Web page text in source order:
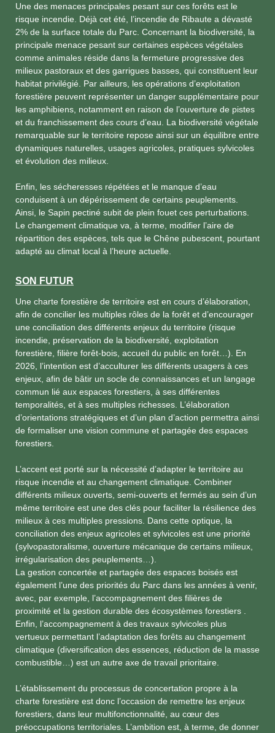
Une des menaces principales pesant sur ces forêts est le
risque incendie. Déjà cet été, l’incendie de Ribaute a dévasté
2% de la surface totale du Parc. Concernant la biodiversité, la
principale menace pesant sur certaines espèces végétales
comme animales réside dans la fermeture progressive des
milieux pastoraux et des garrigues basses, qui constituent leur
habitat privilégié. Par ailleurs, les opérations d’exploitation
forestière peuvent représenter un danger supplémentaire pour
les amphibiens, notamment en raison de l’ouverture de pistes
et du franchissement des cours d’eau. La biodiversité végétale
remarquable sur le territoire repose ainsi sur un équilibre entre
dynamiques naturelles, usages agricoles, pratiques sylvicoles
et évolution des milieux.
Enfin, les sécheresses répétées et le manque d’eau
conduisent à un dépérissement de certains peuplements.
Ainsi, le Sapin pectiné subit de plein fouet ces perturbations.
Le changement climatique va, à terme, modifier l’aire de
répartition des espèces, tels que le Chêne pubescent, pourtant
adapté au climat local à l’heure actuelle.
SON FUTUR
Une charte forestière de territoire est en cours d’élaboration,
afin de concilier les multiples rôles de la forêt et d’encourager
une conciliation des différents enjeux du territoire (risque
incendie, préservation de la biodiversité, exploitation
forestière, filière forêt-bois, accueil du public en forêt…). En
2026, l’intention est d’acculturer les différents usagers à ces
enjeux, afin de bâtir un socle de connaissances et un langage
commun lié aux espaces forestiers, à ses différentes
temporalités, et à ses multiples richesses. L’élaboration
d’orientations stratégiques et d’un plan d’action permettra ainsi
de formaliser une vision commune et partagée des espaces
forestiers.
L’accent est porté sur la nécessité d’adapter le territoire au
risque incendie et au changement climatique. Combiner
différents milieux ouverts, semi-ouverts et fermés au sein d’un
même territoire est une des clés pour faciliter la résilience des
milieux à ces multiples pressions. Dans cette optique, la
conciliation des enjeux agricoles et sylvicoles est une priorité
(sylvopastoralisme, ouverture mécanique de certains milieux,
irrégularisation des peuplements…).
La gestion concertée et partagée des espaces boisés est
également l’une des priorités du Parc dans les années à venir,
avec, par exemple, l’accompagnement des filières de
proximité et la gestion durable des écosystèmes forestiers .
Enfin, l’accompagnement à des travaux sylvicoles plus
vertueux permettant l’adaptation des forêts au changement
climatique (diversification des essences, réduction de la masse
combustible…) est un autre axe de travail prioritaire.
L’établissement du processus de concertation propre à la
charte forestière est donc l’occasion de remettre les enjeux
forestiers, dans leur multifonctionnalité, au cœur des
préoccupations territoriales. L’ambition est, à terme, de donner